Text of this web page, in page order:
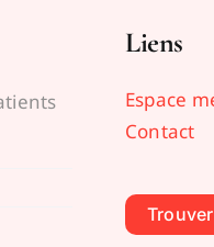
Liens
Espace
Contact